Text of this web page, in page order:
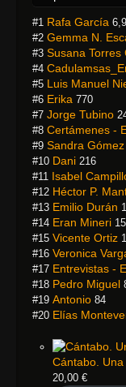
#1 Rafa García
#2 Gemma N.
#3 Susana Torres
#4
#5 Luis Manuel
#6 Erika 770
#7 Jorge Tubino
#8 Certámenes -
#9 Sandra
#10 Dani 216
#11 Isabel
#12 Héctor P.
#13 Emilio Durán
#14 Eran Mineri
#15 Vicente Ortiz
#16 Veronica
#17 Entrevistas -
#18 Pedro Miguel
#19 Antonio 84
#20 Elías
Cántabo. Una
20,00 €